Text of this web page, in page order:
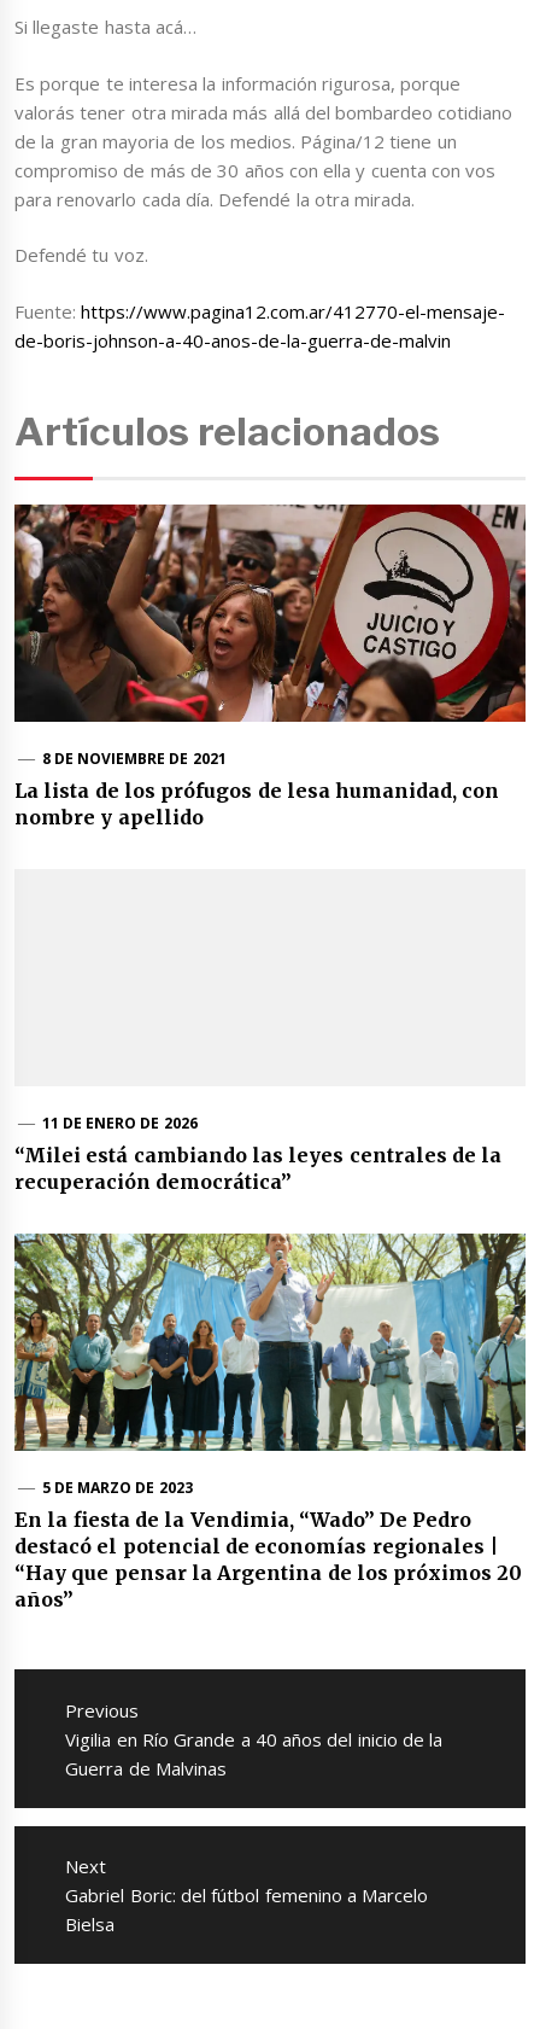
Si llegaste hasta acá…
Es porque te interesa la información rigurosa, porque
valorás tener otra mirada más allá del bombardeo cotidiano
de la gran mayoria de los medios. Página/12 tiene un
compromiso de más de 30 años con ella y cuenta con vos
para renovarlo cada día. Defendé la otra mirada.
Defendé tu voz.
Fuente:https://www.pagina12.com.ar/412770-el-mensaje-
de-boris-johnson-a-40-anos-de-la-guerra-de-malvin
Artículos relacionados
8 DE NOVIEMBRE DE 2021
La lista de los prófugos de lesa humanidad, con
nombre y apellido
11 DE ENERO DE 2026
“Milei está cambiando las leyes centrales de la
recuperación democrática”
5 DE MARZO DE 2023
En la fiesta de la Vendimia, “Wado” De Pedro
destacó el potencial de economías regionales |
“Hay que pensar la Argentina de los próximos 20
años”
Navegación
entradas
Previous
Previous
post:
Vigilia en Río Grande a 40 años del inicio de la
Guerra de Malvinas
Next
Next
post:
Gabriel Boric: del fútbol femenino a Marcelo
Bielsa